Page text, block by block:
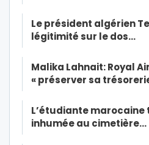
Le président algérien
légitimité sur le dos…
Malika Lahnait: Royal
« préserver sa
L’étudiante marocaine
inhumée au cimetière…